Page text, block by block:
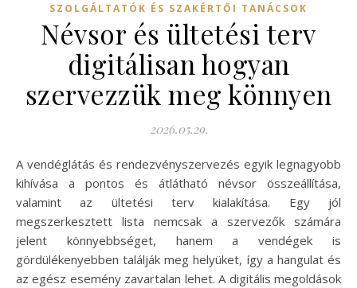
SZOLGÁLTATÓK ÉS SZAKÉRTŐI TANÁCSOK
Névsor és ültetési terv
digitálisan hogyan
szervezzük meg könnyen
2026.05.29.
A vendéglátás és rendezvényszervezés egyik legnagyobb
kihívása a pontos és átlátható névsor összeállítása,
valamint az ültetési terv kialakítása. Egy jól
megszerkesztett lista nemcsak a szervezők számára
jelent könnyebbséget, hanem a vendégek is
gördülékenyebben találják meg helyüket, így a hangulat és
az egész esemény zavartalan lehet. A digitális megoldások